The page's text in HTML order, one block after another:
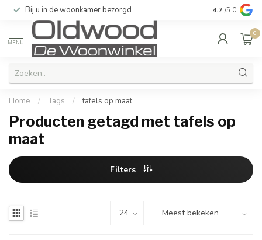
Bij u in de woonkamer bezorgd Kwaliteit &
4.7 /5.0
MENU
0
Home / Tags / tafels op maat
Producten getagd met tafels op
maat
Filters